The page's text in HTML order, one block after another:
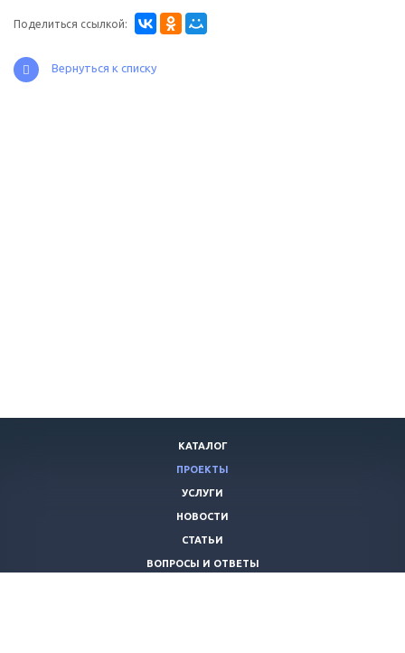
Поделиться ссылкой:
Вернуться к списку
КАТАЛОГ
ПРОЕКТЫ
УСЛУГИ
НОВОСТИ
СТАТЬИ
ВОПРОСЫ И ОТВЕТЫ